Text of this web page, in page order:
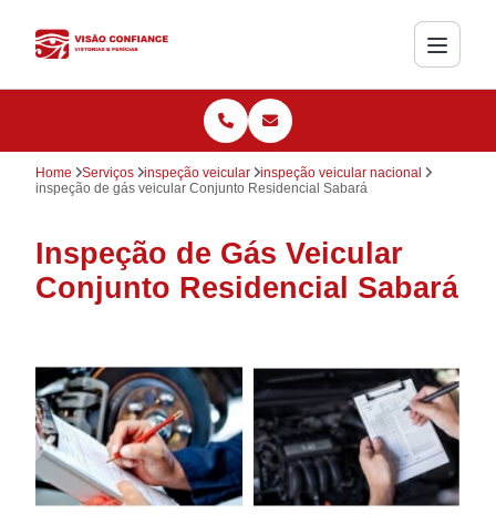
Home Serviços inspeção veicular
inspeção veicular nacional
inspeção de gás veicular Conjunto Residencial Sabará
Inspeção de Gás Veicular
Conjunto Residencial Sabará